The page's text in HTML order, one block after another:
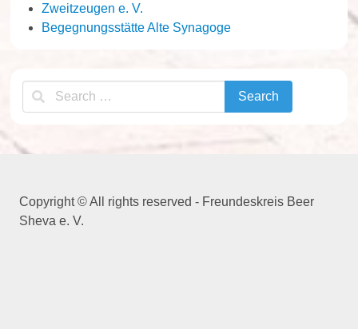
Zweitzeugen e. V.
Begegnungsstätte Alte Synagoge
Copyright © All rights reserved - Freundeskreis Beer
Sheva e. V.